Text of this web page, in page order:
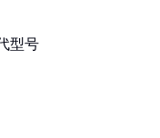
型号